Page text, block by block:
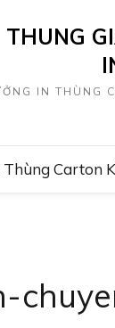
THUNG
IN THÙNG
Thùng Carton